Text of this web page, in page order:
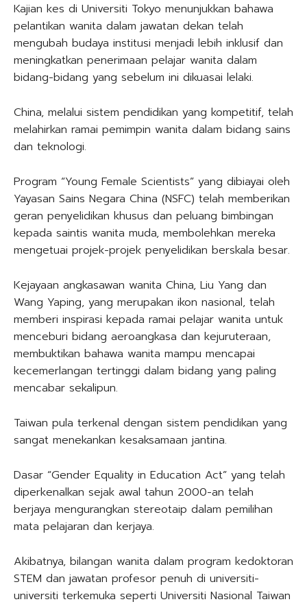
Kajian kes di Universiti Tokyo menunjukkan bahawa
pelantikan wanita dalam jawatan dekan telah
mengubah budaya institusi menjadi lebih inklusif dan
meningkatkan penerimaan pelajar wanita dalam
bidang-bidang yang sebelum ini dikuasai lelaki.
China, melalui sistem pendidikan yang kompetitif, telah
melahirkan ramai pemimpin wanita dalam bidang sains
dan teknologi.
Program “Young Female Scientists” yang dibiayai oleh
Yayasan Sains Negara China (NSFC) telah memberikan
geran penyelidikan khusus dan peluang bimbingan
kepada saintis wanita muda, membolehkan mereka
mengetuai projek-projek penyelidikan berskala besar.
Kejayaan angkasawan wanita China, Liu Yang dan
Wang Yaping, yang merupakan ikon nasional, telah
memberi inspirasi kepada ramai pelajar wanita untuk
menceburi bidang aeroangkasa dan kejuruteraan,
membuktikan bahawa wanita mampu mencapai
kecemerlangan tertinggi dalam bidang yang paling
mencabar sekalipun.
Taiwan pula terkenal dengan sistem pendidikan yang
sangat menekankan kesaksamaan jantina.
Dasar “Gender Equality in Education Act” yang telah
diperkenalkan sejak awal tahun 2000-an telah
berjaya mengurangkan stereotaip dalam pemilihan
mata pelajaran dan kerjaya.
Akibatnya, bilangan wanita dalam program kedoktoran
STEM dan jawatan profesor penuh di universiti-
universiti terkemuka seperti Universiti Nasional Taiwan